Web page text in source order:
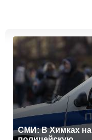
СМИ: В Химках на